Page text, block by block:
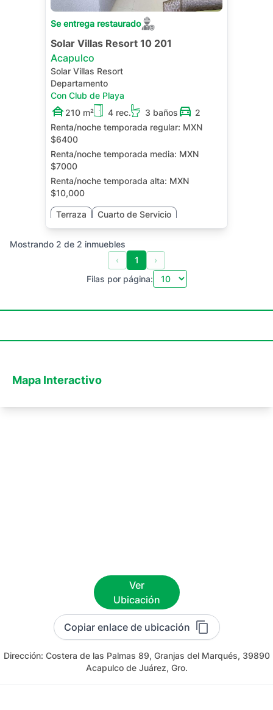
Se entrega restaurado
Solar Villas Resort 10 201
Acapulco
Solar Villas Resort
Departamento
Con Club de Playa
210 m²
4 rec. 3 baños
2
Renta/noche temporada regular: MXN
$6400
Renta/noche temporada media: MXN
$7000
Renta/noche temporada alta: MXN
$10,000
Terraza Cuarto de Servicio
Mostrando 2 de 2 inmuebles
‹
1
›
Filas por página:
Mapa Interactivo
Ver
Ubicación
Copiar enlace de ubicación
Dirección: Costera de las Palmas 89, Granjas del Marqués, 39890
Acapulco de Juárez, Gro.